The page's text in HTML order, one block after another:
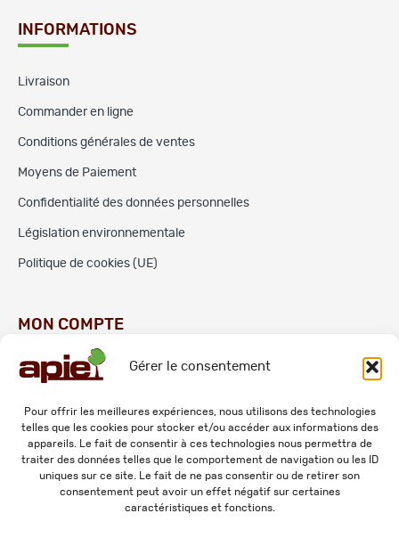
Gérer le consentement
Pour offrir les meilleures expériences, nous utilisons des technologies
telles que les cookies pour stocker et/ou accéder aux informations des
appareils. Le fait de consentir à ces technologies nous permettra de
traiter des données telles que le comportement de navigation ou les ID
uniques sur ce site. Le fait de ne pas consentir ou de retirer son
consentement peut avoir un effet négatif sur certaines
caractéristiques et fonctions.
INFORMATIONS
Livraison
Commander en ligne
Conditions générales de ventes
Moyens de Paiement
Confidentialité des données personnelles
Législation environnementale
Politique de cookies (UE)
MON COMPTE
Commandes
Adresses
Mes informations personnelles